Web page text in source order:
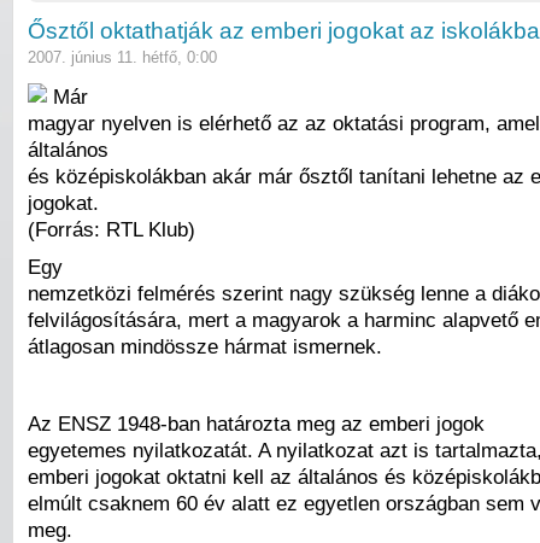
Ősztől oktathatják az emberi jogokat az
2007. június 11. hétfő, 0:00
Már
magyar nyelven is elérhető az az oktatási program,
általános
és középiskolákban akár már ősztől tanítani lehetne az
jogokat.
(Forrás: RTL Klub)
Egy
nemzetközi felmérés szerint nagy szükség lenne a
felvilágosítására, mert a magyarok a harminc alapvető
átlagosan mindössze hármat ismernek.
Az ENSZ 1948-ban határozta meg az emberi jogok
egyetemes nyilatkozatát. A nyilatkozat azt is
emberi jogokat oktatni kell az általános és
elmúlt csaknem 60 év alatt ez egyetlen országban sem
meg.